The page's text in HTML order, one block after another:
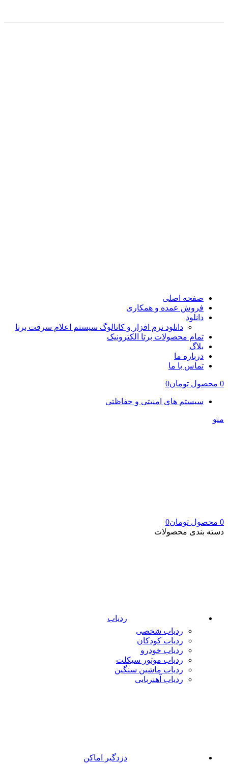
صفحه اصلی
فروش عمده و همکاری
دانلود
دانلود نرم افزار و کاتالوگ سیستم اعلام سرقت برتا
تمام محصولات برتا الکترونیک
بلاگ
درباره ما
تماس با ما
0 محصول تومان0
سیستم های امنیتی و حفاظتی
منو
0 محصول تومان0
دسته بندی محصولات
ردیاب
ردیاب شخصی
ردیاب کودکان
ردیاب خودرو
ردیاب موتور سیکلت
ردیاب ماشین سنگین
ردیاب آهنربایی
دزدگیر اماکن